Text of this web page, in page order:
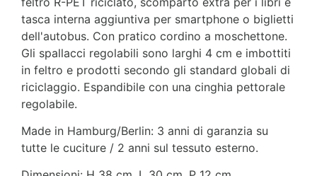
tasca interna aggiuntiva per smartphone o biglietti
dell'autobus. Con pratico cordino a moschettone.
Gli spallacci regolabili sono larghi 4 cm e imbottiti
in feltro e prodotti secondo gli standard globali di
riciclaggio. Espandibile con una cinghia pettorale
regolabile.
Made in Hamburg/Berlin: 3 anni di garanzia su
tutte le cuciture / 2 anni sul tessuto esterno.